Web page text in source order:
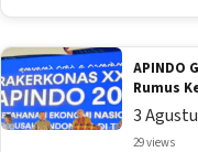
APINDO
Rumus
3
29 views